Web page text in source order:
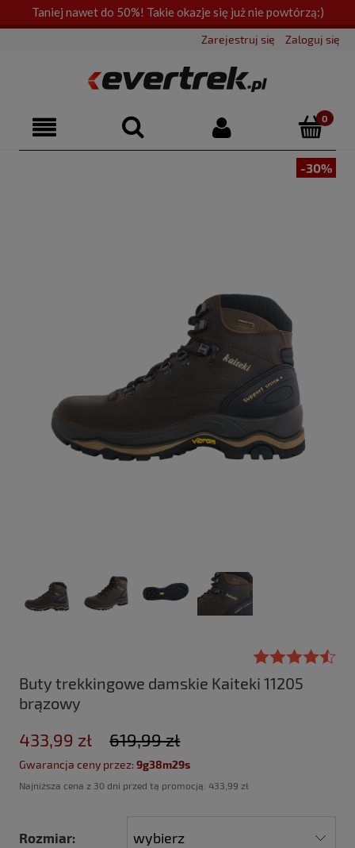
Taniej nawet do 50%! Takie okazje się już nie powtórzą:)
Zarejestruj się Zaloguj się
-30%
Buty trekkingowe damskie Kaiteki 11205
brązowy
433,99 zł 619,99 zł
Gwarancja ceny przez:9g38m28s
Najniższa cena z 30 dni przed tą promocją: 433,99 zł
Rozmiar: